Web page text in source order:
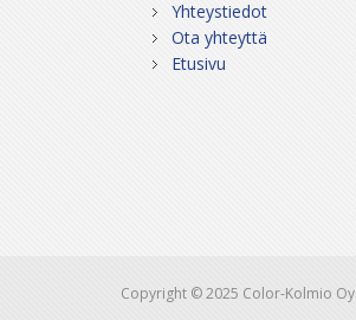
Yhteystiedot
Ota yhteyttä
Etusivu
Copyright © 2025 Color-Kolmio Oy